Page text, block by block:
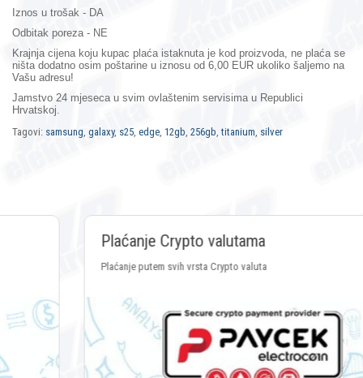
Iznos u trošak - DA
Odbitak poreza - NE
Krajnja cijena koju kupac plaća istaknuta je kod proizvoda, ne plaća se
ništa dodatno osim poštarine u iznosu od 6,00 EUR ukoliko šaljemo na
Vašu adresu!
Jamstvo 24 mjeseca u svim ovlaštenim servisima u Republici
Hrvatskoj.
Tagovi: samsung, galaxy, s25, edge, 12gb, 256gb,titanium, silver
Plaćanje Crypto valutama
Plaćanje putem svih vrsta Crypto valuta